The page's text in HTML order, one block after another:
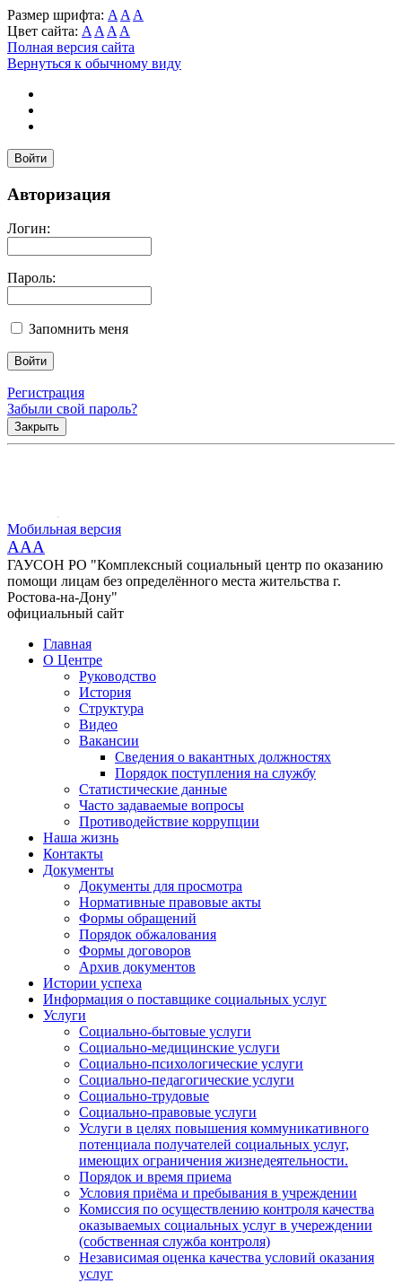
Размер шрифта: A A A
Цвет сайта: A A A A
Полная версия сайта
Вернуться к обычному виду
Войти
Авторизация
Логин:
Пароль:
Запомнить меня
Регистрация
Забыли свой пароль?
Закрыть
Мобильная версия
AAA
ГАУСОН РО "Комплексный социальный центр по оказанию
помощи лицам без определённого места жительства г.
Ростова-на-Дону"
официальный сайт
Главная
О Центре
Руководство
История
Структура
Видео
Вакансии
Сведения о вакантных должностях
Порядок поступления на службу
Статистические данные
Часто задаваемые вопросы
Противодействие коррупции
Наша жизнь
Контакты
Документы
Документы для просмотра
Нормативные правовые акты
Формы обращений
Порядок обжалования
Формы договоров
Архив документов
Истории успеха
Информация о поставщике социальных услуг
Услуги
Социально-бытовые услуги
Социально-медицинские услуги
Социально-психологические услуги
Социально-педагогические услуги
Социально-трудовые
Социально-правовые услуги
Услуги в целях повышения коммуникативного
потенциала получателей социальных услуг,
имеющих ограничения жизнедеятельности.
Порядок и время приема
Условия приёма и пребывания в учреждении
Комиссия по осуществлению контроля качества
оказываемых социальных услуг в учереждении
(собственная служба контроля)
Независимая оценка качества условий оказания
услуг